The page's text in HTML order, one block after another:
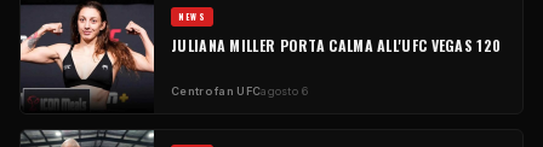
NEWS
JULIANA MILLER PORTA CALMA ALL'UFC VEGAS 120
Centro fan UFCagosto 6